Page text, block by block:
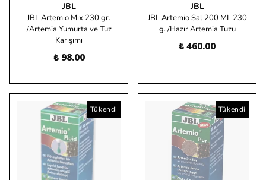
JBL
JBL Artemio Mix 230 gr.
/Artemia Yumurta ve Tuz
Karışımı
₺ 98.00
JBL
JBL Artemio Sal 200 ML 230
g. /Hazır Artemia Tuzu
₺ 460.00
Tükendi Tükendi